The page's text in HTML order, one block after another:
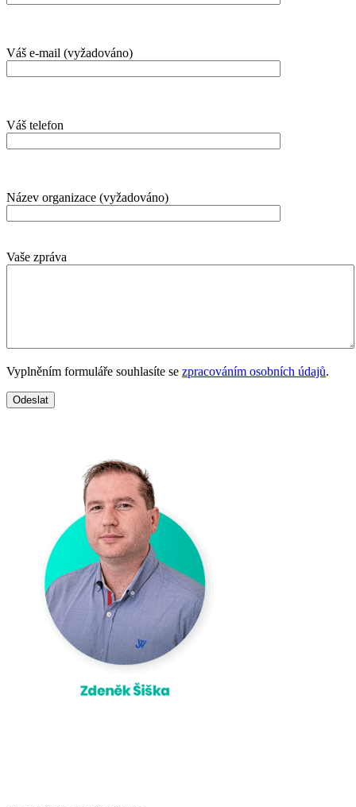
Váš e-mail (vyžadováno)
Váš telefon
Název organizace (vyžadováno)
Vaše zpráva
Vyplněním formuláře souhlasíte se zpracováním osobních údajů.